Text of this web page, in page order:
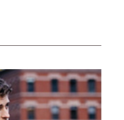
Orkest en